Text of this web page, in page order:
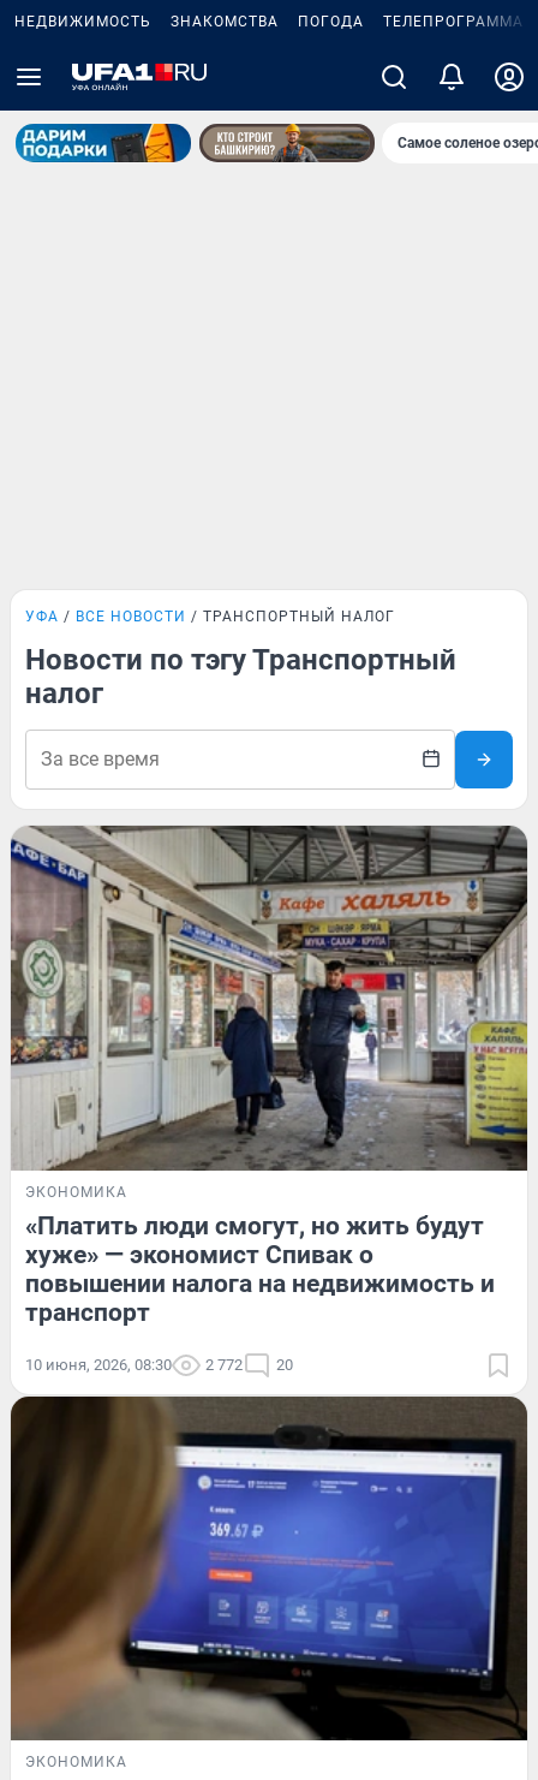
НЕДВИЖИМОСТЬ ЗНАКОМСТВА ПОГОДА ТЕЛЕПРОГРАММА
Самое соленое
УФА ВСЕ НОВОСТИ ТРАНСПОРТНЫЙ НАЛОГ
Новости по тэгу Транспортный
налог
ЭКОНОМИКА
«Платить люди смогут, но жить будут
хуже» — экономист Спивак о
повышении налога на недвижимость и
транспорт
10 июня, 2026, 08:30 2 772 20
ЭКОНОМИКА